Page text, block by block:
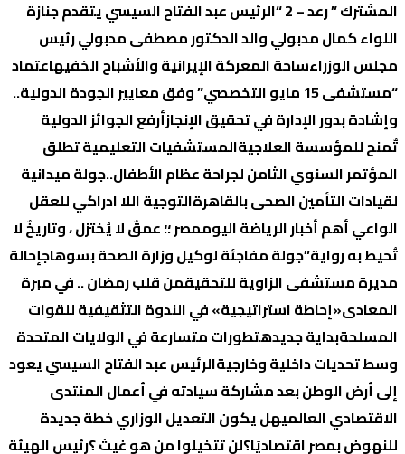
المشترك ” رعد – 2 “
الرئيس عبد الفتاح السيسي يتقدم جنازة
اللواء كمال مدبولي والد الدكتور مصطفى مدبولي رئيس
مجلس الوزراءساحة المعركة الإيرانية والأشباح الخفيهاعتماد
“مستشفى 15 مايو التخصصي” وفق معايير الجودة الدولية..
وإشادة بدور الإدارة في تحقيق الإنجازأرفع الجوائز الدولية
تٌمنح للمؤسسة العلاجيةالمستشفيات التعليمية تطلق
المؤتمر السنوي الثامن لجراحة عظام الأطفال..جولة ميدانية
لقيادات التأمين الصحى بالقاهرةالتوجية اللا ادراكي للعقل
الواعيأهم أخبار الرياضة اليوممصر ؛؛ عمقٌ لا يُختزل ، وتاريخٌ لا
تُحيط به رواية”جولة مفاجئة لوكيل وزارة الصحة بسوهاجإحالة
مديرة مستشفى الزاوية للتحقيقمن قلب رمضان .. في مبرة
المعادى«إحاطة استراتيجية» في الندوة التثقيفية للقوات
المسلحةبداية جديدهتطورات متسارعة في الولايات المتحدة
وسط تحديات داخلية وخارجيةالرئيس عبد الفتاح السيسي يعود
إلى أرض الوطن بعد مشاركة سيادته في أعمال المنتدى
الاقتصادي العالميهل يكون التعديل الوزاري خطة جديدة
للنهوض بمصر اقتصاديًا؟لن تتخيلوا من هو غيث ؟رئيس الهيئة